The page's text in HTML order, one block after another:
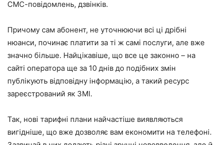
СМС-повідомлень, дзвінків.
Причому сам абонент, не уточнюючи всі ці дрібні
нюанси, починає платити за ті ж самі послуги, але вже
значно більше. Найцікавіше, що все це законно – на
сайті оператора ще за 10 днів до подібних змін
публікують відповідну інформацію, а такий ресурс
зареєстрований як ЗМІ.
Так, нові тарифні плани найчастіше виявляються
вигідніше, що вже дозволяє вам економити на телефоні.